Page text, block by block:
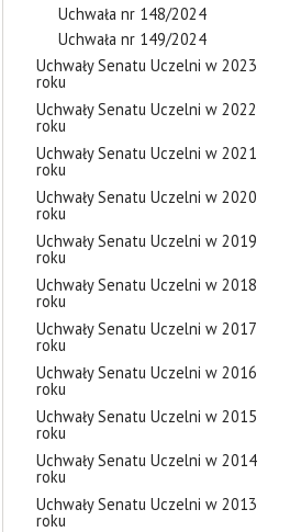
Uchwała nr 148/2024
Uchwała nr 149/2024
Uchwały Senatu Uczelni w 2023
roku
Uchwały Senatu Uczelni w 2022
roku
Uchwały Senatu Uczelni w 2021
roku
Uchwały Senatu Uczelni w 2020
roku
Uchwały Senatu Uczelni w 2019
roku
Uchwały Senatu Uczelni w 2018
roku
Uchwały Senatu Uczelni w 2017
roku
Uchwały Senatu Uczelni w 2016
roku
Uchwały Senatu Uczelni w 2015
roku
Uchwały Senatu Uczelni w 2014
roku
Uchwały Senatu Uczelni w 2013
roku